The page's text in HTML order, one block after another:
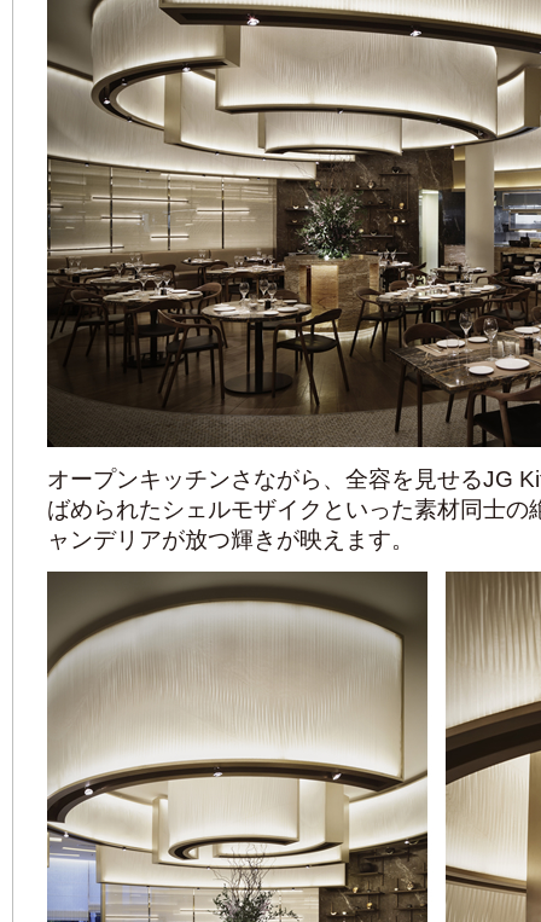
オープンキッチンさながら、全容を見せるJG
ばめられたシェルモザイクといった素材同士の
ャンデリアが放つ輝きが映えます。